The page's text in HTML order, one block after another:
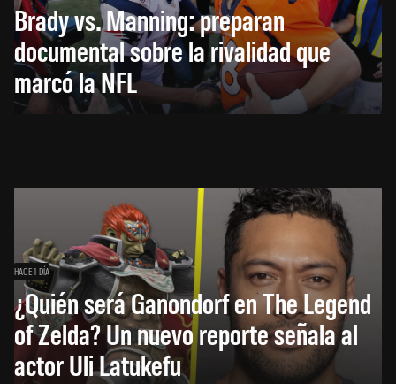
Brady vs. Manning: preparan
documental sobre la rivalidad que
marcó la NFL
HACE 1 DÍA
¿Quién será Ganondorf en The Legend
of Zelda? Un nuevo reporte señala al
actor Uli Latukefu